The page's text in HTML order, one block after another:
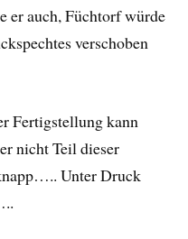
er auch, Füchtorf würde
verschoben
Fertigstellung kann
nicht Teil dieser
Unter Druck